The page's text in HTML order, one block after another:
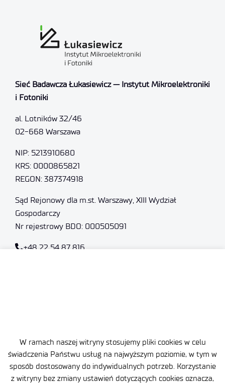
W ramach naszej witryny stosujemy pliki cookies w celu
świadczenia Państwu usług na najwyższym poziomie, w tym w
sposób dostosowany do indywidualnych potrzeb. Korzystanie
z witryny bez zmiany ustawień dotyczących cookies oznacza,
Sieć Badawcza Łukasiewicz — Instytut Mikroelektroniki
i Fotoniki
al. Lotników 32/46
02-668 Warszawa
NIP: 5213910680
KRS: 0000865821
REGON: 387374918
Sąd Rejonowy dla m.st. Warszawy, XIII Wydział
Gospodarczy
Nr rejestrowy BDO: 000505091
+48 22 54 87 816
Ważne informacje
Zamówienia publiczne